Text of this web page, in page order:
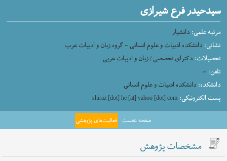
سیدحیدر فرع شیرازی
مرتبه علمی: دانشیار
نشانی: دانشکده ادبیات و علوم انسانی - گروه زبان و ادبیات عرب
تحصیلات: دکترای تخصصی / زبان و ادبیات عربی
تلفن: -
دانشکده: دانشکده ادبیات و علوم انسانی
پست الکترونیکی: shiraz [dot] he [at] yahoo [dot] com
صفحه نخست فعالیت‌های پژوهشی
مشخصات پژوهش